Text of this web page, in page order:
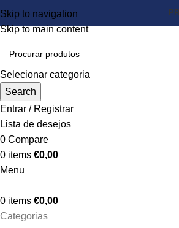
Skip to navigation
Skip to main content
Selecionar categoria
Search
Entrar / Registrar
Lista de desejos
0 Compare
0 items €0,00
Menu
0 items €0,00
Categorias